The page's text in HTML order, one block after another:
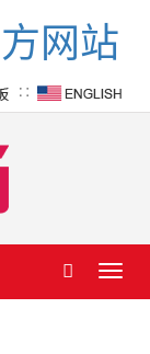
网站
∷